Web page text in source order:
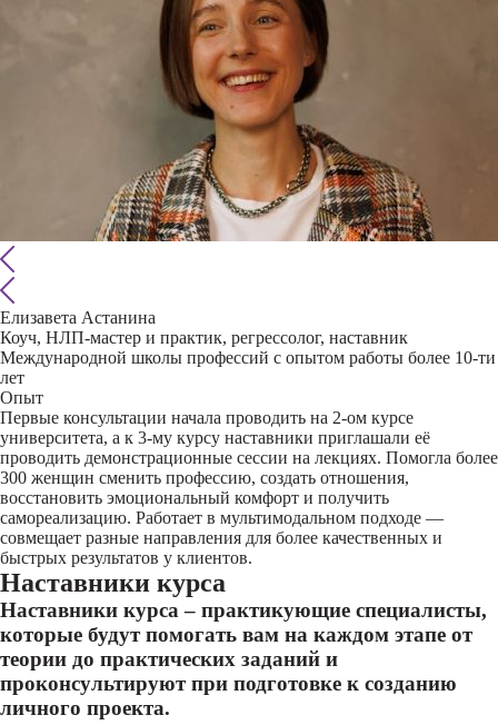
Елизавета Астанина
Коуч, НЛП-мастер и практик, регрессолог, наставник
Международной школы профессий с опытом работы более 10-ти
лет
Опыт
Первые консультации начала проводить на 2-ом курсе
университета, а к 3-му курсу наставники приглашали её
проводить демонстрационные сессии на лекциях. Помогла более
300 женщин сменить профессию, создать отношения,
восстановить эмоциональный комфорт и получить
самореализацию. Работает в мультимодальном подходе —
совмещает разные направления для более качественных и
быстрых результатов у клиентов.
Наставники курса
Наставники курса – практикующие специалисты,
которые будут помогать вам на каждом этапе от
теории до практических заданий и
проконсультируют при подготовке к созданию
личного проекта.